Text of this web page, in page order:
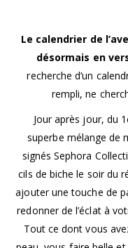
Le calendrier de
désormais en
recherche d’un
rempli, ne
Jour après jour, du
superbe mélange de
signés Sephora
cils de biche le soir du
ajouter une touche de
redonner de l’éclat à
Tout ce dont vous